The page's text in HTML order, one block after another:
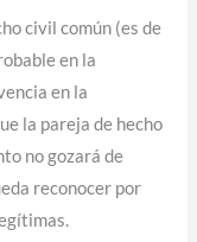
civil común (es de
en la
en la
la pareja de hecho
no gozará de
reconocer por